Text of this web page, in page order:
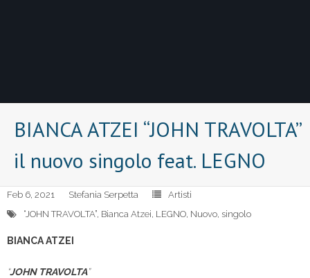
BIANCA ATZEI “JOHN TRAVOLTA”
il nuovo singolo feat. LEGNO
Feb 6, 2021 Stefania Serpetta
Artisti
“JOHN TRAVOLTA”, Bianca Atzei, LEGNO, Nuovo, singolo
BIANCA ATZEI
“JOHN TRAVOLTA”